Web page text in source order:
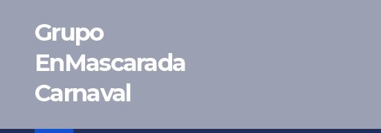
contenido
Grupo
EnMascarada
Carnaval